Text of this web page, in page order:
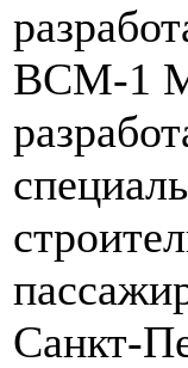
ВСМ-1
Санкт-